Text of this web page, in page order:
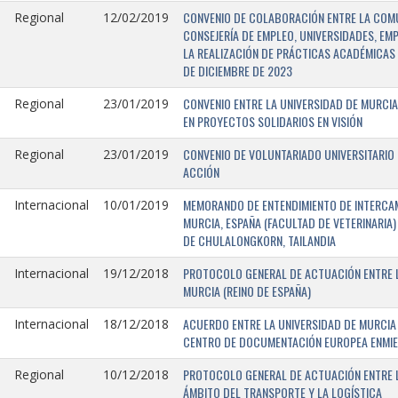
Regional 12/02/2019
CONVENIO DE COLABORACIÓN ENTRE LA
CONSEJERÍA DE EMPLEO, UNIVERSIDADES,
LA REALIZACIÓN DE PRÁCTICAS
DE DICIEMBRE DE 2023
Regional 23/01/2019
CONVENIO ENTRE LA UNIVERSIDAD DE
EN PROYECTOS SOLIDARIOS EN VISIÓN
Regional 23/01/2019
CONVENIO DE VOLUNTARIADO
ACCIÓN
Internacional 10/01/2019
MEMORANDO DE ENTENDIMIENTO DE
MURCIA, ESPAÑA (FACULTAD DE
DE CHULALONGKORN, TAILANDIA
Internacional 19/12/2018
PROTOCOLO GENERAL DE ACTUACIÓN
MURCIA (REINO DE ESPAÑA)
Internacional 18/12/2018
ACUERDO ENTRE LA UNIVERSIDAD DE
CENTRO DE DOCUMENTACIÓN EUROPEA
Regional 10/12/2018
PROTOCOLO GENERAL DE ACTUACIÓN
ÁMBITO DEL TRANSPORTE Y LA LOGÍSTICA